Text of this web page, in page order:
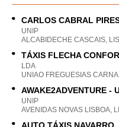
CARLOS CABRAL
UNIP
ALCABIDECHE CASCAIS,
TÁXIS FLECHA
LDA
UNIAO FREGUESIAS
AWAKE2ADVENTURE -
UNIP
AVENIDAS NOVAS LISBOA,